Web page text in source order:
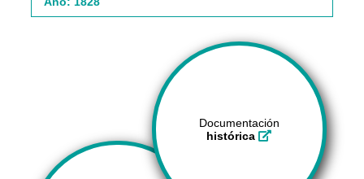
Documentación
histórica